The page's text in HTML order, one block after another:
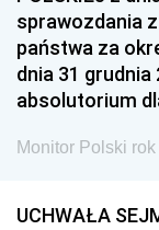
1936
sprawozdania
państwa za
dnia 31
absolutorium
Monitor Polski
UCHWAŁA